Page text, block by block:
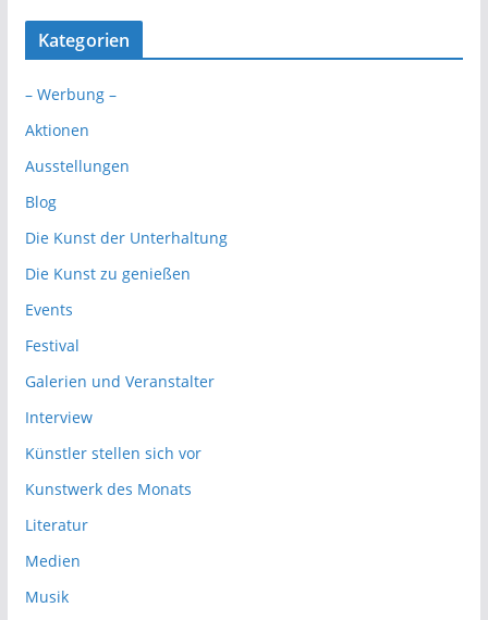
Kategorien
– Werbung –
Aktionen
Ausstellungen
Blog
Die Kunst der Unterhaltung
Die Kunst zu genießen
Events
Festival
Galerien und Veranstalter
Interview
Künstler stellen sich vor
Kunstwerk des Monats
Literatur
Medien
Musik